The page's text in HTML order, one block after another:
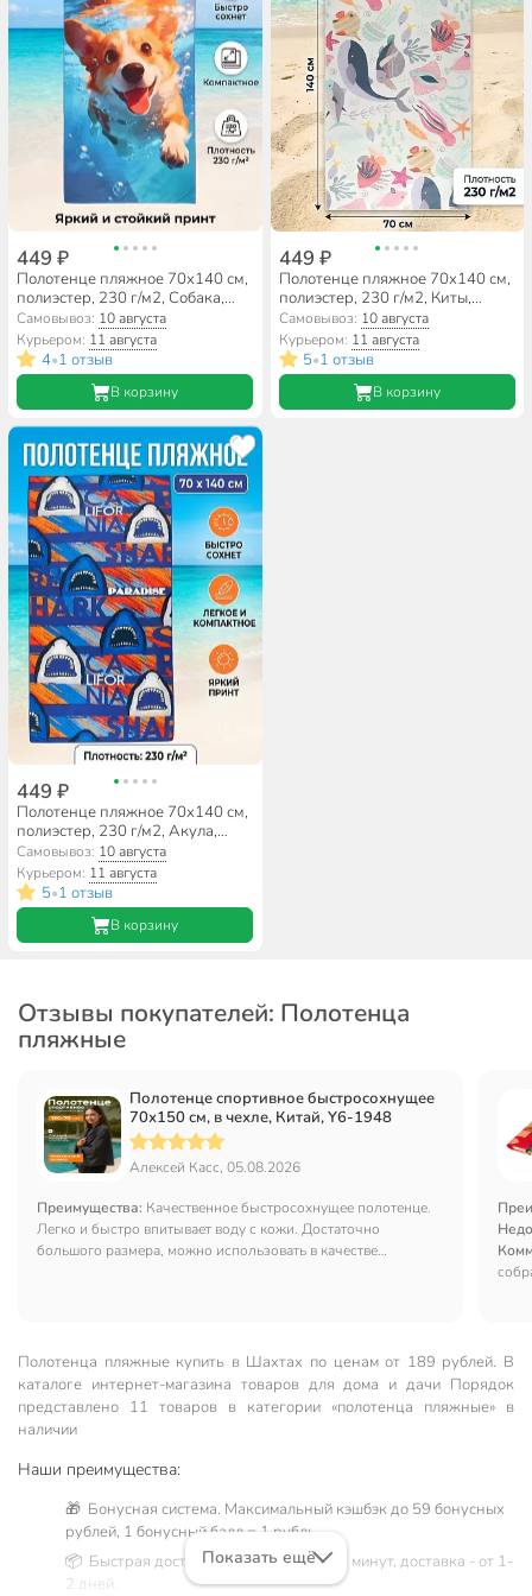
449 ₽
Полотенце пляжное 70х140 см,
полиэстер, 230 г/м2, Собака,
Китай, A160161
Самовывоз: 10 августа
Курьером: 11 августа
4•1 отзыв
В корзину
449 ₽
Полотенце пляжное 70х140 см,
полиэстер, 230 г/м2, Киты,
Китай, A160158
Самовывоз: 10 августа
Курьером: 11 августа
5•1 отзыв
В корзину
449 ₽
Полотенце пляжное 70х140 см,
полиэстер, 230 г/м2, Акула,
Китай, A160157
Самовывоз: 10 августа
Курьером: 11 августа
5•1 отзыв
В корзину
Отзывы покупателей: Полотенца
пляжные
Полотенце спортивное быстросохнущее
70х150 см, в чехле, Китай, Y6-1948
Алексей Касс, 05.08.2026
Преимущества: Качественное быстросохнущее полотенце.
Легко и быстро впитывает воду с кожи. Достаточно
большого размера, можно использовать в качестве
Полотенца пляжные купить в Шахтах по ценам от 189 рублей. В
каталоге интернет-магазина товаров для дома и дачи Порядок
представлено 11 товаров в категории «полотенца пляжные» в
наличии
Наши преимущества:
🎁 Бонусная система. Максимальный кэшбэк до 59 бонусных
рублей, 1 бонусный балл = 1 рубль.
📦 Быстрая доставка. Самовывоз от 60 минут, доставка - от 1-
2 дней.
Показать ещё